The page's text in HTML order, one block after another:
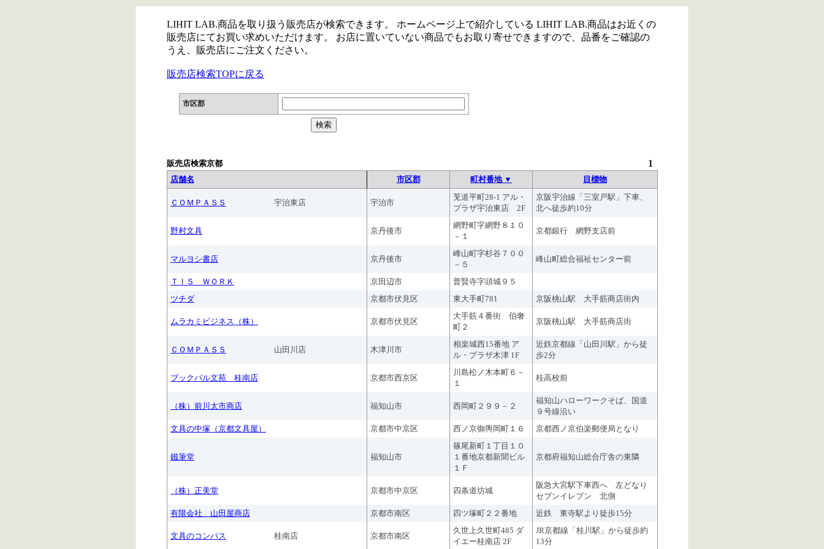
LIHIT LAB.商品を取り扱う販売店が検索できます。 ホームページ上で紹介している LIHIT LAB.商品はお近くの
販売店にてお買い求めいただけます。 お店に置いていない商品でもお取り寄せできますので、品番をご確認の
うえ、販売店にご注文ください。
販売店検索TOPに戻る
市区郡
販売店検索京都 1
店舗名 市区郡 町村番地 ▼ 目標物
ＣＯＭＰＡＳＳ 宇治東店 宇治市
莵道平町28-1 アル・
プラザ宇治東店 2F
京阪宇治線「三室戸駅」下車、
北へ徒歩約10分
野村文具 京丹後市
網野町字網野８１０
－１
京都銀行 網野支店前
マルヨシ書店 京丹後市
峰山町字杉谷７００
－５
峰山町総合福祉センター前
ＴＩＳ ＷＯＲＫ 京田辺市
普賢寺字頭城９５
ツチダ
京都市伏見区 東大手町781 京阪桃山駅 大手筋商店街内
ムラカミビジネス（株） 京都市伏見区
大手筋４番街 伯奢
町２
京阪桃山駅 大手筋商店街
ＣＯＭＰＡＳＳ 山田川店 木津川市
相楽城西15番地 ア
ル・プラザ木津 1F
近鉄京都線「山田川駅」から徒
歩2分
ブックパル文苑 桂南店 京都市西京区
川島松ノ木本町６－
１
桂高校前
（株）前川太市商店 福知山市 西岡町２９９－２
福知山ハローワークそば、国道
９号線沿い
文具の中塚（京都文具屋）
京都市中京区 西ノ京御輿岡町１６ 京都西ノ京伯楽郵便局となり
鐵筆堂 福知山市
篠尾新町１丁目１０
１番地京都新聞ビル
１Ｆ
京都府福知山総合庁舎の東隣
（株）正美堂 京都市中京区 四条道坊城
阪急大宮駅下車西へ 左どなり
セブンイレブン 北側
有限会社 山田屋商店
京都市南区 四ツ塚町２２番地 近鉄 東寺駅より徒歩15分
文具のコンパス 桂南店 京都市南区
久世上久世町485 ダ
イエー桂南店 2F
JR京都線「桂川駅」から徒歩約
13分